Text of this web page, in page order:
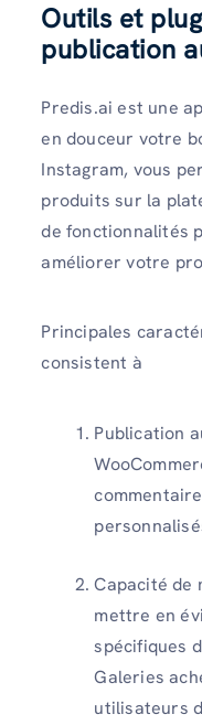
Outils et
publication
Predis.ai est une
en douceur votre
Instagram, vous
produits sur la
de fonctionnalités
améliorer votre
Principales
consistent à
Publication
Capacité de
mettre en
spécifiques
Galeries
utilisateurs